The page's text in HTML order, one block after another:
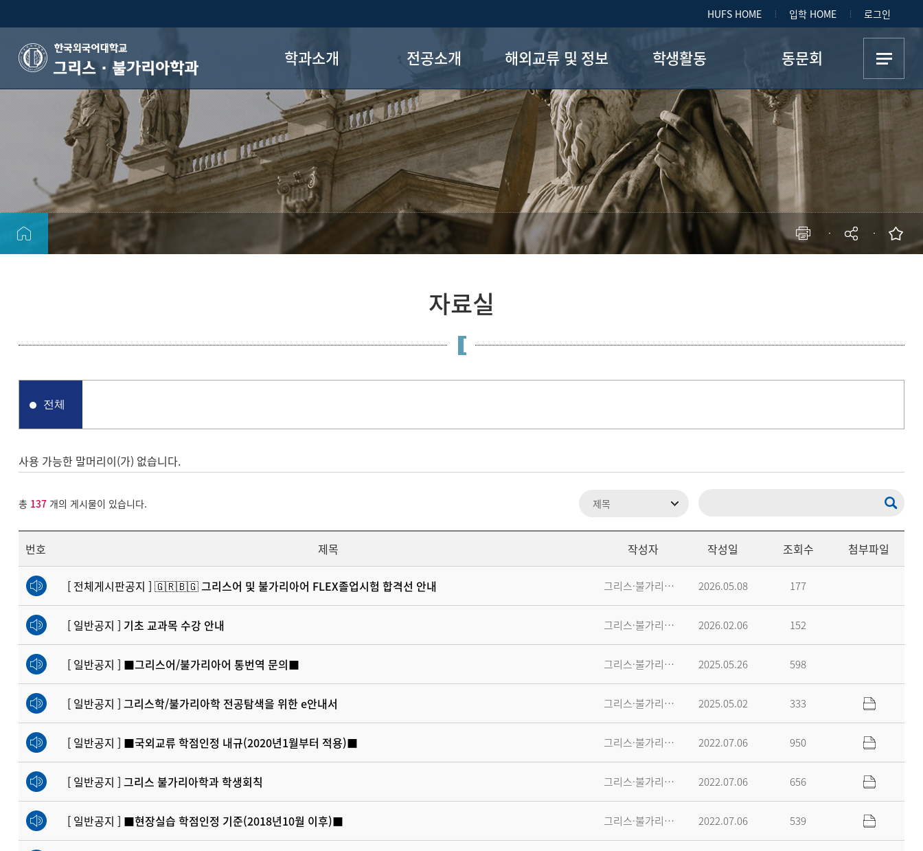
HUFS HOME 입학 HOME 로그인
그리스·불가리아학과 학과소개
인사말
학과 연혁
장학제도
공지사항
자료실
전공소개
교수진
교육과정
진로안내
학술대회 및 강연
전공 게시판
해외교류 및 정보
그리스학
불가리아학
주요 링크
학생활동
학생회
답사
학회
자유게시판
사진첩
동문회
동문회 소개
게시판
메뉴추가
자료실
전체
사용 가능한 말머리이(가) 없습니다.
총 137개의 게시물이 있습니다.
번호 제목 작성자 작성일 조회수 첨부파일
[ 전체게시판공지 ] 🇬🇷🇧🇬 그리스어 및 불가리아어 FLEX졸업시험 합격선 안내 그리스·불가리아학과 2026.05.08 177
[ 일반공지 ] 기초 교과목 수강 안내 그리스·불가리아학과 2026.02.06 152
[ 일반공지 ] ■그리스어/불가리아어 통번역 문의■ 그리스·불가리아학과 2025.05.26 598
[ 일반공지 ] 그리스학/불가리아학 전공탐색을 위한 e안내서 그리스·불가리아학과 2025.05.02 333
[ 일반공지 ] ■국외교류 학점인정 내규(2020년1월부터 적용)■ 그리스·불가리아학과 2022.07.06 950
[ 일반공지 ] 그리스 불가리아학과 학생회칙 그리스·불가리아학과 2022.07.06 656
[ 일반공지 ] ■현장실습 학점인정 기준(2018년10월 이후)■ 그리스·불가리아학과 2022.07.06 539